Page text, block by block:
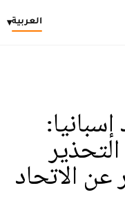
العربية▾
عن الاتحاد